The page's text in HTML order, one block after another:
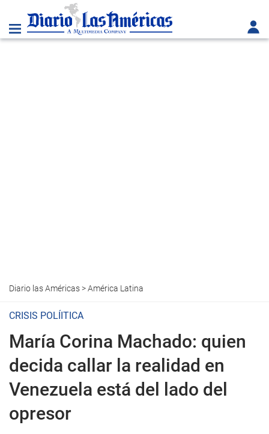
Diario las Américas>América Latina
CRISIS POLÍITICA
María Corina Machado: quien
decida callar la realidad en
Venezuela está del lado del
opresor